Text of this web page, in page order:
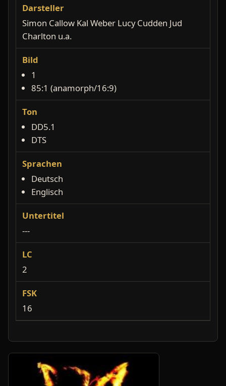
Darsteller
Simon Callow Kal Weber Lucy Cudden Jud
Charlton u.a.
Bild
1
85:1 (anamorph/16:9)
Ton
DD5.1
DTS
Sprachen
Deutsch
Englisch
Untertitel
---
LC
2
FSK
16